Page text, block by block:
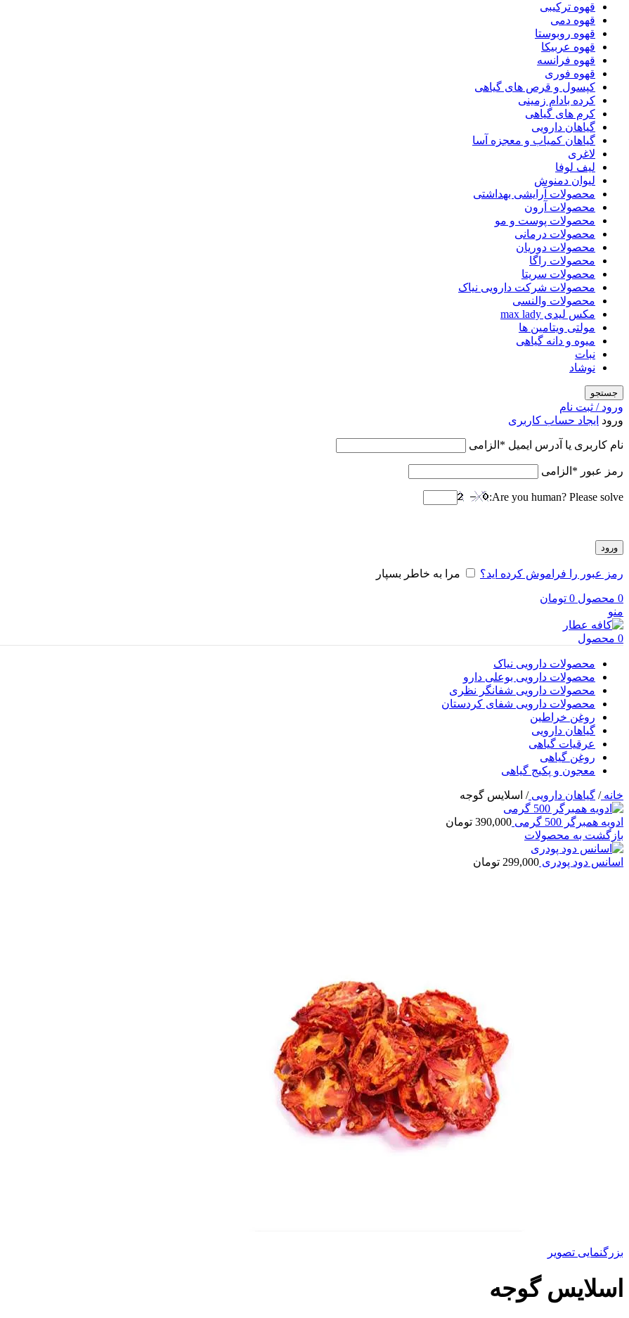
قهوه ترکیبی
قهوه دمی
قهوه روبوستا
قهوه عربیکا
قهوه فرانسه
قهوه فوری
کپسول و قرص های گیاهی
کرده بادام زمینی
کرم های گیاهی
گیاهان دارویی
گیاهان کمیاب و معجزه آسا
لاغری
لیف لوفا
لیوان دمنوش
محصولات آرایشی بهداشتی
محصولات آرون
محصولات پوست و مو
محصولات درمانی
محصولات دوریان
محصولات راگا
محصولات سریتا
محصولات شرکت دارویی نیاک
محصولات والنسی
مکس لیدی max lady
مولتی ویتامین ها
میوه و دانه گیاهی
نبات
نوشاد
جستجو
ورود / ثبت نام
ورود ایجاد حساب کاربری
نام کاربری یا آدرس ایمیل * الزامی
رمز عبور * الزامی
Are you human? Please solve:
ورود
رمز عبور را فراموش کرده اید؟ مرا به خاطر بسپار
0 محصول 0 تومان
منو
0 محصول
محصولات دارویی نیاک
محصولات دارویی بوعلی دارو
محصولات دارویی شفانگر نظری
محصولات دارویی شفای کردستان
روغن خراطین
گیاهان دارویی
عرقیات گیاهی
روغن گیاهی
معجون و پکیج گیاهی
خانه/ گیاهان دارویی/ اسلایس گوجه
ادویه همبرگر 500 گرمی 390,000 تومان
بازگشت به محصولات
اسانس دود پودری 299,000 تومان
بزرگنمایی تصویر
اسلایس گوجه